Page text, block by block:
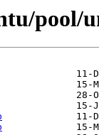
pool/